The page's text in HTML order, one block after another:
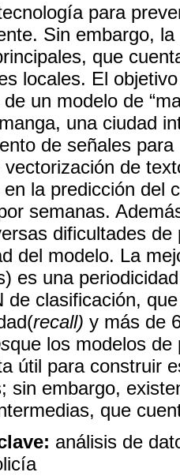
para
Sin embargo,
que
locales. El
un modelo de
una ciudad
de señales
vectorización de
la predicción del
semanas.
dificultades
del modelo. La
es una
de clasificación,
recall) y más de
que los modelos
útil para construir
sin embargo,
que
análisis de